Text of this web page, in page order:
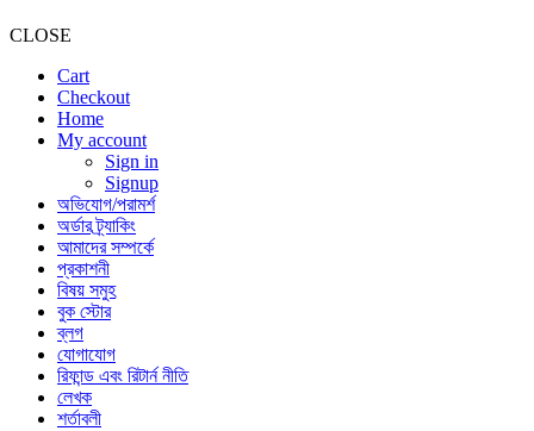
CLOSE
Cart
Checkout
Home
My account
Sign in
Signup
অভিযোগ/পরামর্শ
অর্ডার ট্র্যাকিং
আমাদের সম্পর্কে
প্রকাশনী
বিষয় সমুহ
বুক স্টোর
ব্লগ
যোগাযোগ
রিফান্ড এবং রিটার্ন নীতি
লেখক
শর্তাবলী